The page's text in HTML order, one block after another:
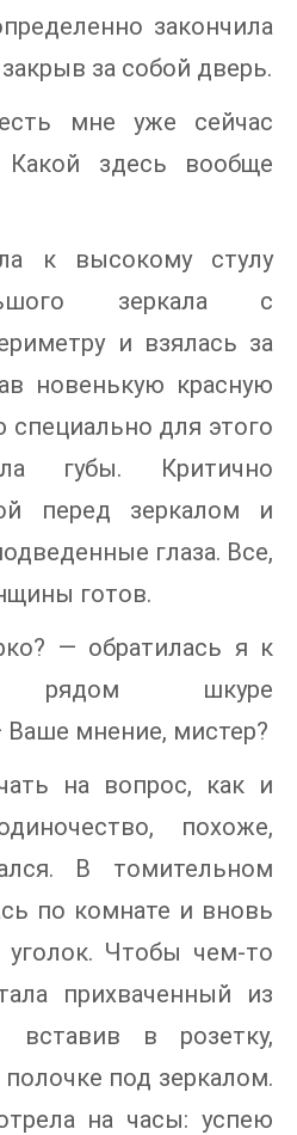
закончила
за собой дверь.
мне уже сейчас
Какой здесь вообще
к высокому стулу
зеркала с
и взялась за
новенькую красную
специально для этого
губы. Критично
перед зеркалом и
глаза. Все,
готов.
— обратилась я к
рядом шкуре
мнение, мистер?
на вопрос, как и
похоже,
В томительном
по комнате и вновь
уголок. Чтобы чем-то
прихваченный из
в розетку,
под зеркалом.
на часы: успею